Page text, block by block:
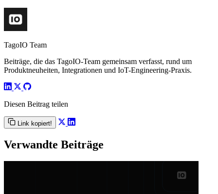
TagoIO Team
Beiträge, die das TagoIO-Team gemeinsam verfasst, rund um
Produktneuheiten, Integrationen und IoT-Engineering-Praxis.
Diesen Beitrag teilen
Link kopiert!
Verwandte Beiträge